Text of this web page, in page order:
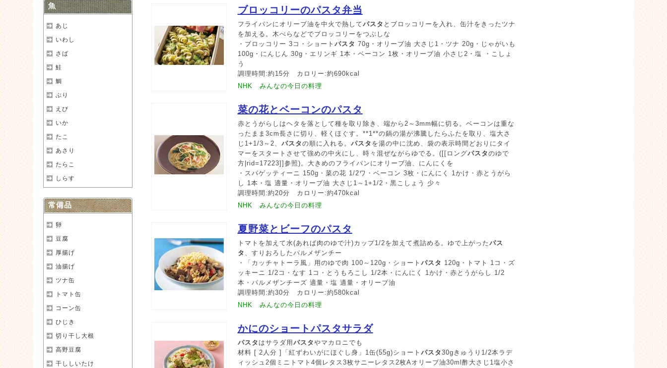
ブロッコリーのパスタ弁当
フライパンにオリーブ油を中火で熱してパスタ とブロッコリーを入れ、缶汁をきったツナ
を加える。木べらなどでブロッコリーをつぶしな
・ブロッコリー 3コ・ショート パスタ 70g・オリーブ油 大さじ1・ツナ 20g・じゃがいも
100g・にんじん 30g・エリンギ 1本・ベーコン 1枚・オリーブ油 小さじ2・塩 ・こしょ
う
調理時間:約15分 カロリー:約690kcal
NHK みんなの今日の料理
菜の花とベーコンのパスタ
赤とうがらしはヘタを落として種を取り除き、端から2～3mm幅に切る。ベーコンは重な
ったまま3cm長さに切り、軽くほぐす。**1**の鍋の湯が沸騰したらふたを取り、塩大さ
じ1+1/3～2、 パスタの順に入れる。 パスタ を湯の中に沈め、袋の表示時間どおりにタイ
マーをスタートさせて強めの中火にし、時々混ぜながらゆでる。([[ロングパスタのゆで
方|rid=17223]]参照)。大きめのフライパンにオリーブ油、にんにくを
・スパゲッティーニ 150g・菜の花 1/2ワ・ベーコン 3枚・にんにく 1かけ・赤とうがら
し 1本・塩 適量・オリーブ油 大さじ1～1+1/2・黒こしょう 少々
調理時間:約20分 カロリー:約470kcal
NHK みんなの今日の料理
夏野菜とビーフのパスタ
トマトを加えて水(あれば肉のゆで汁)カップ1/2を加えて煮詰める。ゆで上がったパス
タ 、すりおろしたパルメザンチー
・「カッチャトーラ風」用のゆで肉 100～120g・ショート パスタ 120g・トマト 1コ・ズ
ッキーニ 1/2コ・なす 1コ・とうもろこし 1/2本・にんにく 1かけ・赤とうがらし 1/2
本・パルメザンチーズ 適量・塩 適量・オリーブ油
調理時間:約30分 カロリー:約580kcal
NHK みんなの今日の料理
かにのショートパスタサラダ
パスタ はサラダ用 パスタやマカロニでも
材料 [ 2人分 ]「紅ずわいがにほぐし身」1缶(55g)ショート パスタ30gきゅうり1/2本ラデ
ィッシュ2個ミニトマト4個レタス3枚サニーレタス2枚Aオリーブ油30ml酢大さじ1塩小さ
魚
あじ
いわし
さば
鮭
鯛
ぶり
えび
いか
たこ
あさり
たらこ
しらす
常備品
卵
豆腐
厚揚げ
油揚げ
ツナ缶
トマト缶
コーン缶
ひじき
切り干し大根
高野豆腐
干ししいたけ